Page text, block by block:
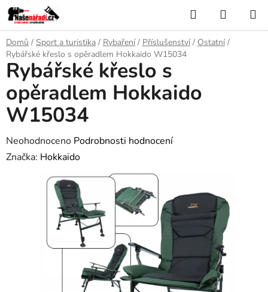
Přejít
na
obsah
Hledat
KOŠÍK
Domů / Sport a turistika / Rybaření / Příslušenství / Ostatní /
Rybářské křeslo s opěradlem Hokkaido W15034
Rybářské křeslo s
opěradlem Hokkaido
W15034
Průměrné
hodnocení
Neohodnoceno Podrobnosti hodnocení
Značka: Hokkaido